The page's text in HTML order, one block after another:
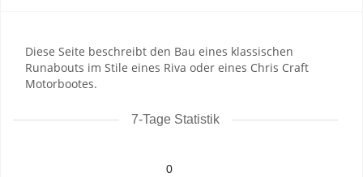
Diese Seite beschreibt den Bau eines klassischen
Runabouts im Stile eines Riva oder eines Chris Craft
Motorbootes.
7-Tage Statistik
0